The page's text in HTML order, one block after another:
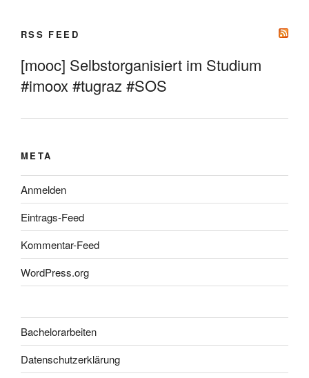
RSS FEED
[mooc] Selbstorganisiert im Studium
#imoox #tugraz #SOS
META
Anmelden
Eintrags-Feed
Kommentar-Feed
WordPress.org
Bachelorarbeiten
Datenschutzerklärung